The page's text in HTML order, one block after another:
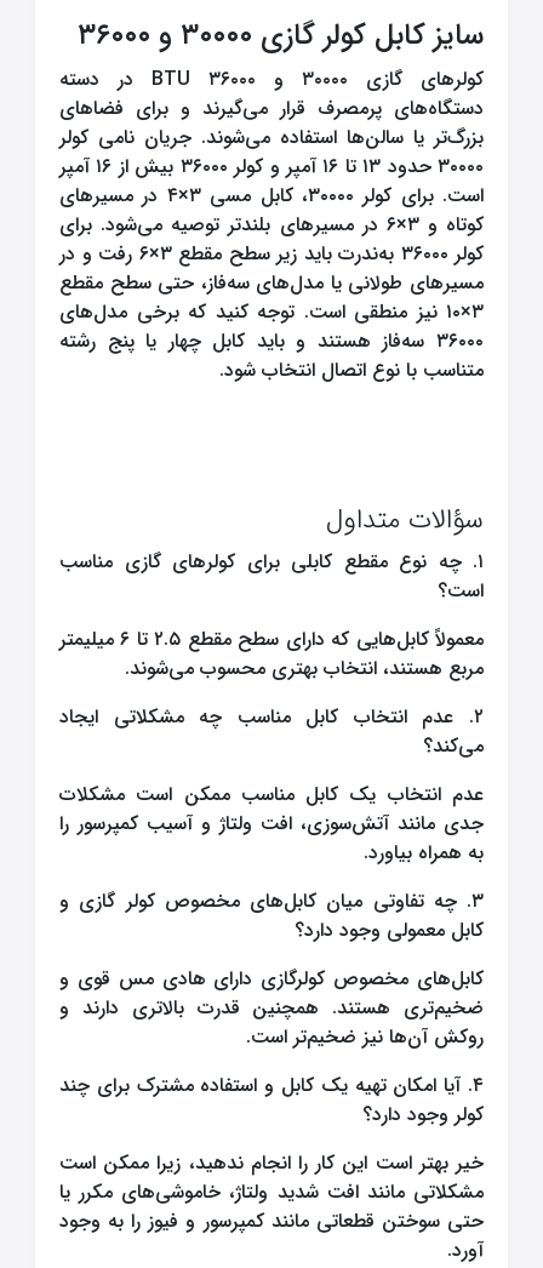
سایز کابل ۲ رشته ۱۰ ×۲ سایز کابل کولر گازی ۳۰۰۰۰ و ۳۶۰۰۰
کولرهای گازی ۳۰۰۰۰ و ۳۶۰۰۰ BTU در دسته
دستگاه‌های پرمصرف قرار می‌گیرند و برای فضاهای
بزرگ‌تر یا سالن‌ها استفاده می‌شوند. جریان نامی کولر
۳۰۰۰۰ حدود ۱۳ تا ۱۶ آمپر و کولر ۳۶۰۰۰ بیش از ۱۶ آمپر
است. برای کولر ۳۰۰۰۰، کابل مسی ۳×۴ در مسیرهای
کوتاه و ۳×۶ در مسیرهای بلندتر توصیه می‌شود. برای
کولر ۳۶۰۰۰ به‌ندرت باید زیر سطح مقطع ۳×۶ رفت و در
مسیرهای طولانی یا مدل‌های سه‌فاز، حتی سطح مقطع
۳×۱۰ نیز منطقی است. توجه کنید که برخی مدل‌های
۳۶۰۰۰ سه‌فاز هستند و باید کابل چهار یا پنج رشته
متناسب با نوع اتصال انتخاب شود.
سؤالات متداول
۱. چه نوع مقطع کابلی برای کولرهای گازی مناسب
است؟
معمولاً کابل‌هایی که دارای سطح مقطع ۲.۵ تا ۶ میلیمتر
مربع هستند، انتخاب بهتری محسوب می‌شوند.
۲. عدم انتخاب کابل مناسب چه مشکلاتی ایجاد
می‌کند؟
عدم انتخاب یک کابل مناسب ممکن است مشکلات
جدی مانند آتش‌سوزی، افت ولتاژ و آسیب کمپرسور را
به همراه بیاورد.
۳. چه تفاوتی میان کابل‌های مخصوص کولر گازی و
کابل معمولی وجود دارد؟
کابل‌های مخصوص کولرگازی دارای هادی مس قوی و
ضخیم‌تری هستند. همچنین قدرت بالاتری دارند و
روکش آن‌ها نیز ضخیم‌تر است.
۴. آیا امکان تهیه یک کابل و استفاده مشترک برای چند
کولر وجود دارد؟
خیر بهتر است این کار را انجام ندهید، زیرا ممکن است
مشکلاتی مانند افت شدید ولتاژ، خاموشی‌های مکرر یا
حتی سوختن قطعاتی مانند کمپرسور و فیوز را به وجود
آورد.